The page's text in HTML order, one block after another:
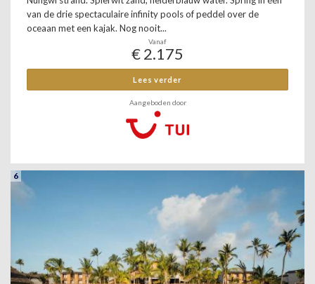
van de drie spectaculaire infinity pools of peddel over de
oceaan met een kajak. Nog nooit...
Vanaf
€ 2.175
Lees verder
Aangeboden door
6